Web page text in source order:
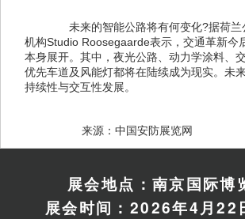
未来的智能公路将有何变化?据荷兰
机构Studio Roosegaarde表示，交通革新今
本身展开。其中，夜光公路、动力学涂料、
优先车道及风能灯都将在陆续成为现实。未
持续性与交互性发展。
来源：中国安防展览网
展会地点：南京国际博
展会时间：2026年4月22